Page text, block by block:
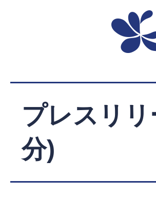
プレスリ
分)